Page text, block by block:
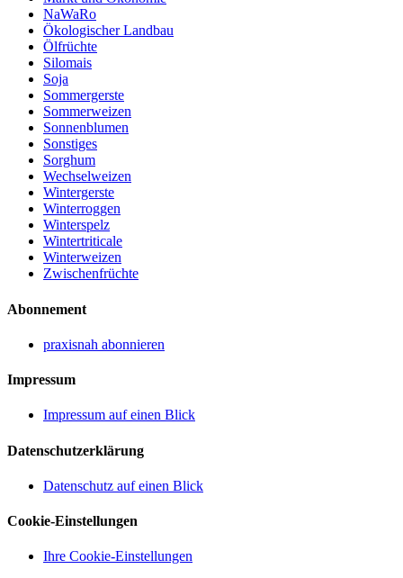
NaWaRo
Ökologischer Landbau
Ölfrüchte
Silomais
Soja
Sommergerste
Sommerweizen
Sonnenblumen
Sonstiges
Sorghum
Wechselweizen
Wintergerste
Winterroggen
Winterspelz
Wintertriticale
Winterweizen
Zwischenfrüchte
Abonnement
praxisnah abonnieren
Impressum
Impressum auf einen Blick
Datenschutzerklärung
Datenschutz auf einen Blick
Cookie-Einstellungen
Ihre Cookie-Einstellungen